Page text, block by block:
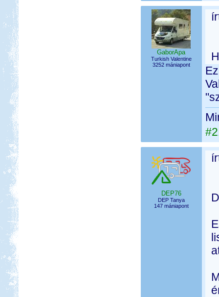
GaborApa
Turkish Valentine
3252 mániapont
DEP76
DEP Tanya
147 mániapont